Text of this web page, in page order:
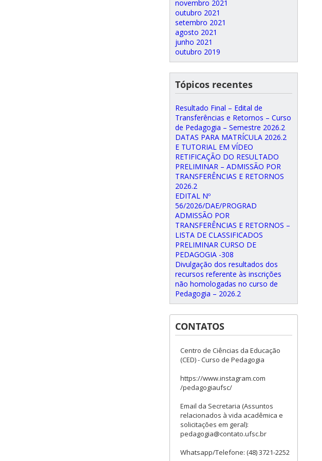
novembro 2021
outubro 2021
setembro 2021
agosto 2021
junho 2021
outubro 2019
Tópicos recentes
Resultado Final – Edital de
Transferências e Retornos – Curso
de Pedagogia – Semestre 2026.2
DATAS PARA MATRÍCULA 2026.2
E TUTORIAL EM VÍDEO
RETIFICAÇÃO DO RESULTADO
PRELIMINAR – ADMISSÃO POR
TRANSFERÊNCIAS E RETORNOS
2026.2
EDITAL Nº
56/2026/DAE/PROGRAD
ADMISSÃO POR
TRANSFERÊNCIAS E RETORNOS –
LISTA DE CLASSIFICADOS
PRELIMINAR CURSO DE
PEDAGOGIA -308
Divulgação dos resultados dos
recursos referente às inscrições
não homologadas no curso de
Pedagogia – 2026.2
CONTATOS
Centro de Ciências da Educação
(CED) - Curso de Pedagogia
https://www.instagram.com
/pedagogiaufsc/
Email da Secretaria (Assuntos
relacionados à vida acadêmica e
solicitações em geral):
pedagogia@contato.ufsc.br
Whatsapp/Telefone: (48) 3721-2252